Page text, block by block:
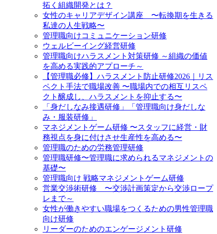
拓く組織開発とは？
女性のキャリアデザイン講座 〜転換期を生きる
私達の人生戦略〜
管理職向けコミュニケーション研修
ウェルビーイング経営研修
管理職向けハラスメント対策研修 ～組織の価値
を高める実践的アプローチ～
【管理職必修】ハラスメント防止研修2026｜リス
ペクト手法で職場改善 〜職場内での相互リスペ
クト醸成し、ハラスメントを抑止する〜
「身だしなみ接遇研修」「管理職向け身だしな
み・服装研修」
マネジメントゲーム研修 〜スタッフに経営・財
務視点を身に付けさせ生産性を高める〜
管理職のための労務管理研修
管理職研修〜管理職に求められるマネジメントの
基礎〜
管理職向け 戦略マネジメントゲーム研修
営業交渉術研修 〜交渉計画策定から交渉ロープ
レまで～
女性が働きやすい職場をつくるための男性管理職
向け研修
リーダーのためのエンゲージメント研修